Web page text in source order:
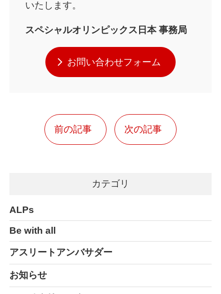
いたします。
スペシャルオリンピックス日本 事務局
お問い合わせフォーム
前の記事 次の記事
カテゴリ
ALPs
Be with all
アスリートアンバサダー
お知らせ